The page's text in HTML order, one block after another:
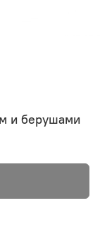
и берушами